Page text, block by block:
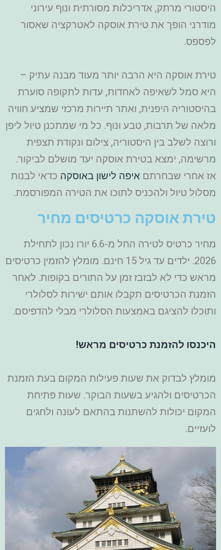
היסטורי מרתק, אדריכלות מסורתית ונוף עירוני
מודרני הופך את טירת אוסקה לאטרקציה שאסור
לפספס.
טירת אוסקה היא הרבה יותר מעוד מבנה עתיק –
היא סמל לשאיפה לאחדות, עדות לתקופה סוערת
בהיסטוריה היפנית, ואתר תיירות מרכזי שמציע חוויה
מלאה של תרבות, טבע ונוף. כל מי שמתכנן טיול ליפן
ורוצה לשלב בין היסטוריה, צילום ונקודת תצפית
מרשימה, ימצא בטירת אוסקה יעד מושלם לביקור.
אז אחרי שבחרתם איפה לישון באוסקה כדאי לבנות
מסלול טיול ולהכניס לתוכו את הטירה המפורסמת.
טירת אוסקה כרטיסים מחיר
מחיר כרטיס לטירה החל מ-6.6 יורו נכון לתחילת
2026. ילדים עד גיל 15 חינם. מומלץ להזמין כרטיסים
מראש כדי לא לבזבז זמן על התורים בקופות. לאחר
הזמנת הכרטיסים תקבלו אותם ישירות לסלולרי
ותוכלו להציגם באמצעות הסלולרי מבלי להדפיסם.
היכנסו להזמנת כרטיסים מראש!
מומלץ לבדוק את שעות פעילות המקום בעת הזמנת
הכרטיסים ולהגיע בשעות הבוקר. שעות פתיחת
המקום יכולות להשתנות בהתאם לעונה ולחגים
לועזיים.